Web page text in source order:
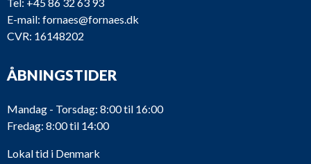
E-mail: fornaes@fornaes.dk
CVR: 16148202
ÅBNINGSTIDER
Mandag - Torsdag: 8:00 til 16:00
Fredag: 8:00 til 14:00
Lokal tid i Denmark